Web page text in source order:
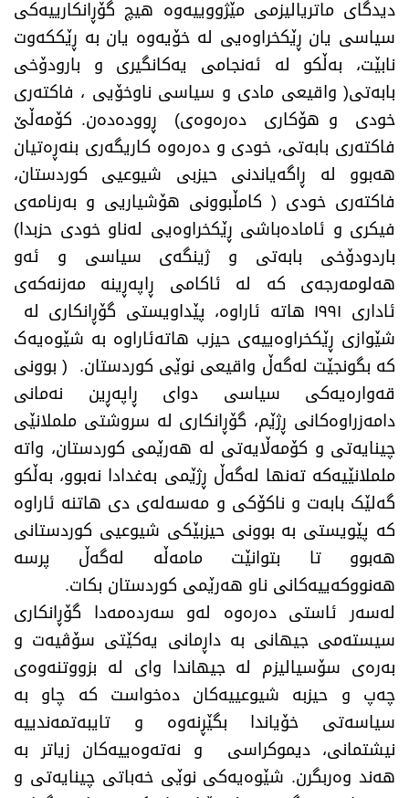
دیدگای ماتریالیزمی مێژووییەوە هیچ گۆڕانکارییەکی
سیاسی یان ڕێکخراوەیی لە خۆیەوە یان بە ڕێککەوت
نابێت، بەڵکو لە ئەنجامی یەکانگیری و بارودۆخی
بابەتی( واقیعی مادی و سیاسی ناوخۆیی ، فاکتەری
خودی و هۆکاری دەرەوەی) ڕوودەدەن. کۆمەڵێ
فاکتەری بابەتی، خودی و دەرەوە کاریگەری بنەڕەتیان
هەبوو لە ڕاگەیاندنی حیزبی شیوعیی کوردستان،
فاکتەری خودی ( کامڵبوونی هۆشیاریی و بەرنامەی
فیکری و ئامادەباشی ڕێکخراوەیی لەناو خودی حزبدا)
باردودۆخی بابەتی و ژینگەی سیاسی و ئەو
هەلومەرجەی کە لە ئاکامی ڕاپەڕینە مەزنەکەی
ئاداری ١٩٩١ هاتە ئاراوە، پێداویستی گۆڕانکاری لە
شێوازی ڕێکخراوەییەی حیزب هاتەئاراوە بە شێوەیەک
کە بگونجێت لەگەڵ واقیعی نوێی کوردستان. ( بوونی
قەوارەیەکی سیاسی دوای ڕاپەڕین نەمانی
دامەزراوەکانی ڕژێم، گۆڕانکاری لە سروشتی ململانێی
چینایەتی و کۆمەڵایەتی لە هەرێمی کوردستان، واتە
ململانێیەکە تەنها لەگەڵ ڕژێمی بەغدادا نەبوو، بەڵکو
گەلێک بابەت و ناکۆکی و مەسەلەی دی هاتنە ئاراوە
کە پێویستی بە بوونی حیزبێکی شیوعیی کوردستانی
هەبوو تا بتوانێت مامەڵە لەگەڵ پرسە
هەنووکەییەکانی ناو هەرێمی کوردستان بکات.
لەسەر ئاستی دەرەوە لەو سەردەمەدا گۆڕانکاری
سیستەمی جیهانی بە داڕمانی یەکێتی سۆڤیەت و
بەرەی سۆسیالیزم لە جیهاندا وای لە بزووتنەوەی
چەپ و حیزبە شیوعییەکان دەخواست کە چاو بە
سیاسەتی خۆیاندا بگێڕنەوە و تایبەتمەندییە
نیشتمانی، دیموکراسی و نەتەوەییەکان زیاتر بە
هەند وەربگرن. شێوەیەکی نوێی خەباتی چینایەتی و